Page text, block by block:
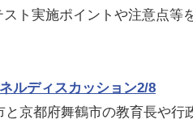
ト実施ポイントや注意点等
ルディスカッション2/8
京都府舞鶴市の教育長や行